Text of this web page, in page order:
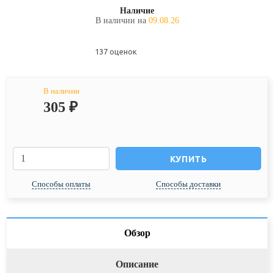
Наличие
В наличии на 09.08.26
137 оценок
В наличии
305 ₽
КУПИТЬ
Способы оплаты Способы доставки
Обзор
Описание